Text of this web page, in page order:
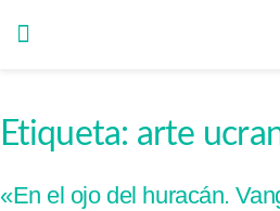
Etiqueta: arte
«En el ojo del huracán.